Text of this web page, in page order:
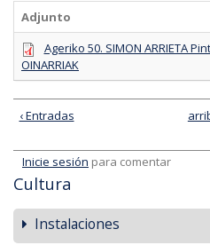
Adjunto
Ageriko 50. SIMON ARRIETA
OINARRIAK
‹ Entradas
Inicie sesión para comentar
Cultura
Instalaciones